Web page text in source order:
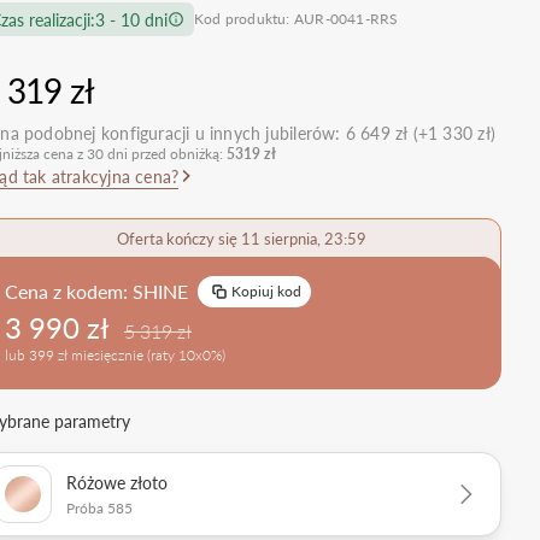
nietypowe
obrączkowe
dostawki
Zobacz wszystkie >
Obrączki Ślubne
Sprawdź bestsellery
Zobacz trendy
realizacji:3 - 10 dni Kod produktu: AUR-0041-RRS
zł
podobnej konfiguracji u innych jubilerów: 6 649 zł (+1 330 zł)
cena z 30 dni przed obniżką: 5319 zł
tak atrakcyjna cena?
Oferta kończy się 11 sierpnia, 23:59
Cena z kodem: SHINE Kopiuj kod
3 990 zł 5 319 zł
lub 399 zł miesięcznie (raty 10x0%)
parametry
Różowe złoto
Próba 585